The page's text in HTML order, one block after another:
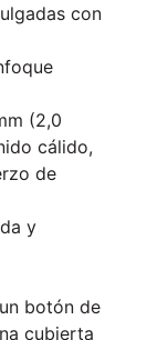
con
(2,0
cálido,
de
y
botón de
cubierta